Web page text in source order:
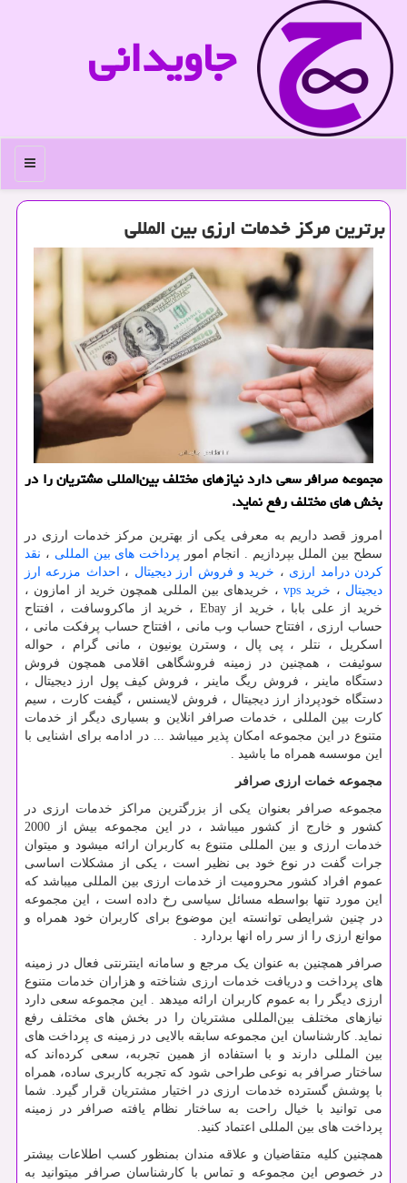
جاویدانی
منو
برترین مركز خدمات ارزی بین المللی
مجموعه صرافر سعی دارد نیازهای مختلف بین‌المللی مشتریان را در
بخش های مختلف رفع نماید.
امروز قصد داریم به معرفی یکی از بهترین مرکز خدمات ارزی در
سطح بین الملل بپردازیم . انجام امور پرداخت های بین المللی ، نقد
کردن درامد ارزی ، خرید و فروش ارز دیجیتال ،
احداث مزرعه ارز
دیجیتال ، خرید vps ، خریدهای بین المللی همچون خرید از امازون ،
خرید از علی بابا ، خرید از Ebay، خرید از ماکروسافت ، افتتاح
حساب ارزی ، افتتاح حساب وب مانی ، افتتاح حساب پرفکت مانی ،
اسکریل ، نتلر ، پی پال ، وسترن یونیون ، مانی گرام ، حواله
سوئیفت ، همچنین در زمینه فروشگاهی اقلامی همچون فروش
دستگاه ماینر ، فروش ریگ ماینر ، فروش کیف پول ارز دیجیتال ،
دستگاه خودپرداز ارز دیجیتال ، فروش لایسنس ، گیفت کارت ، سیم
کارت بین المللی ، خدمات صرافر انلاین و بسیاری دیگر از خدمات
متنوع در این مجموعه امکان پذیر میباشد ... در ادامه برای اشنایی با
این موسسه همراه ما باشید .
مجموعه خمات ارزی صرافر
مجموعه صرافر بعنوان یکی از بزرگترین مراکز خدمات ارزی در
کشور و خارج از کشور میباشد ، در این مجموعه بیش از 2000
خدمات ارزی و بین المللی متنوع به کاربران ارائه میشود و میتوان
جرات گفت در نوع خود بی نظیر است ، یکی از مشکلات اساسی
عموم افراد کشور محرومیت از خدمات ارزی بین المللی میباشد که
این مورد تنها بواسطه مسائل سیاسی رخ داده است ، این مجموعه
در چنین شرایطی توانسته این موضوع برای کاربران خود همراه و
موانع ارزی را از سر راه انها بردارد .
صرافر همچنین به عنوان یک مرجع و سامانه اینترنتی فعال در زمینه
های پرداخت و دریافت خدمات ارزی شناخته و هزاران خدمات متنوع
ارزی دیگر را به عموم کاربران ارائه میدهد . این مجموعه سعی دارد
نیازهای مختلف بین‌المللی مشتریان را در بخش های مختلف رفع
نماید. کارشناسان این مجموعه سابقه بالایی در زمینه ی پرداخت های
بین المللی دارند و با استفاده از همین تجربه، سعی کرده‌اند که
ساختار صرافر به نوعی طراحی شود که تجربه کاربری ساده، همراه
با پوشش گسترده خدمات ارزی در اختیار مشتریان قرار گیرد. شما
می توانید با خیال راحت به ساختار نظام یافته صرافر در زمینه
پرداخت های بین المللی اعتماد کنید.
همچنین کلیه متقاضیان و علاقه مندان بمنظور کسب اطلاعات بیشتر
در خصوص این مجموعه و تماس با کارشناسان صرافر میتوانید به